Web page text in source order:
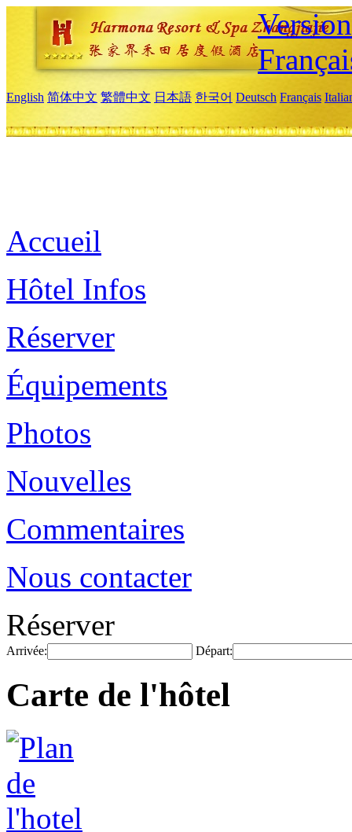
English 简体中文 繁體中文 日本語 한국어 Deutsch Français
Accueil
Hôtel Infos
Réserver
Équipements
Photos
Nouvelles
Commentaires
Nous contacter
Réserver
Arrivée: Départ:
Carte de l'hôtel